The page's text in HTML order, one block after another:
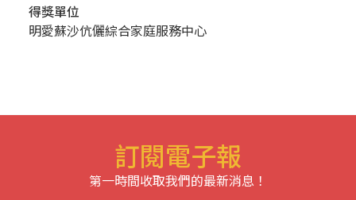
得獎單位
明愛蘇沙伉儷綜合家庭服務中心
訂閱電子報
第一時間收取我們的最新消息！